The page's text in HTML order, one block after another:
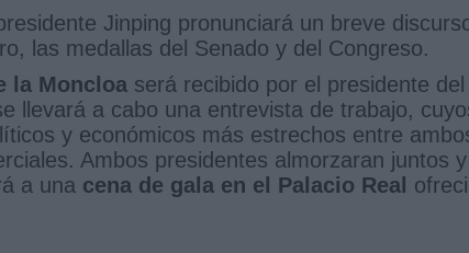
Jinping pronunciará un breve
las medallas del Senado y del Congreso.
la Moncloa será recibido por el presidente del
llevará a cabo una entrevista de trabajo,
y económicos más estrechos entre
Ambos presidentes almorzaran juntos y
a una cena de gala en el Palacio Real